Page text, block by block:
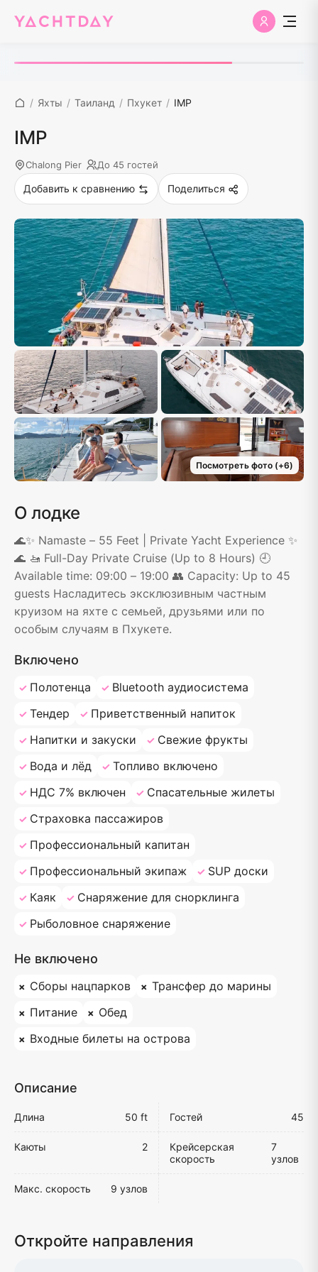
/ Яхты / Таиланд / Пхукет / IMP
IMP
Chalong Pier До 45 гостей
Добавить к сравнению Поделиться
Посмотреть фото(+6)
О лодке
🌊✨ Namaste – 55 Feet | Private Yacht Experience ✨
🌊 🚤 Full-Day Private Cruise (Up to 8 Hours) 🕘
Available time: 09:00 – 19:00 👥 Capacity: Up to 45
guests Насладитесь эксклюзивным частным
круизом на яхте с семьей, друзьями или по
особым случаям в Пхукете.
Включено
Полотенца
Bluetooth аудиосистема
Тендер
Приветственный напиток
Напитки и закуски
Свежие фрукты
Вода и лёд
Топливо включено
НДС 7% включен
Спасательные жилеты
Страховка пассажиров
Профессиональный капитан
Профессиональный экипаж
SUP доски
Каяк
Снаряжение для снорклинга
Рыболовное снаряжение
Не включено
Сборы нацпарков
Трансфер до марины
Питание
Обед
Входные билеты на острова
Описание
Длина 50 ft Гостей 45
Каюты 2
Крейсерская
скорость
7
узлов
Макс. скорость 9 узлов
Откройте направления